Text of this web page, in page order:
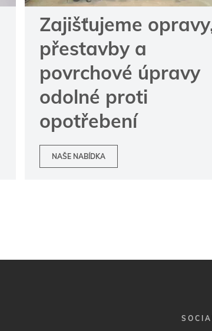
Zajišťujeme
přestavby a
povrchové úpravy
odolné proti
opotřebení
NAŠE NABÍDKA